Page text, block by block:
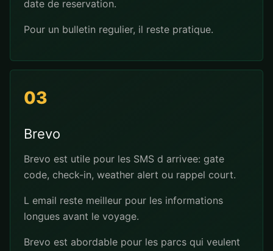
date de reservation.
Pour un bulletin regulier, il reste pratique.
03
Brevo
Brevo est utile pour les SMS d arrivee: gate
code, check-in, weather alert ou rappel court.
L email reste meilleur pour les informations
longues avant le voyage.
Brevo est abordable pour les parcs qui veulent